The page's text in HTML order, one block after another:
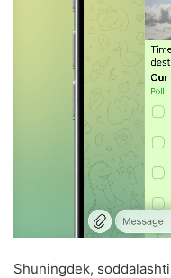
Shuningdek,